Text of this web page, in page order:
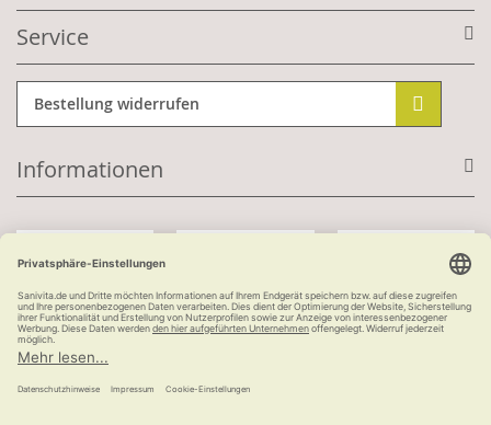
Service
Bestellung widerrufen
Informationen
Kauf auf Rechnung